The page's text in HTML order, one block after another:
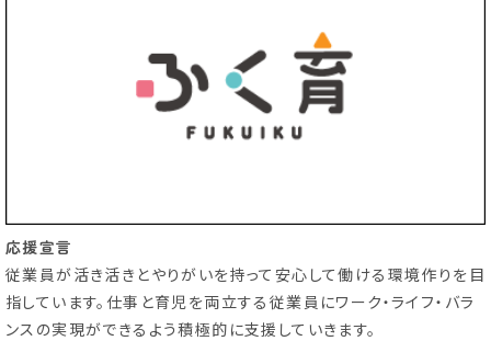
こどもの
一時預かり
育休・再就職
サポート
ひとり親・
養育支援情報
応援宣言
従業員が活き活きとやりがいを持って安心して働ける環境作りを目
指しています。仕事と育児を両立する従業員にワーク・ライフ・バラ
ンスの実現ができるよう積極的に支援していきます。